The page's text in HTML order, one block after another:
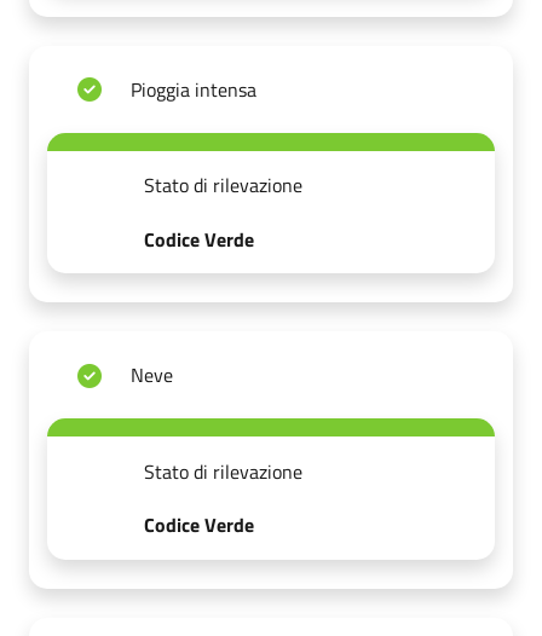
Pioggia intensa
Stato di rilevazione
Codice Verde
Neve
Stato di rilevazione
Codice Verde